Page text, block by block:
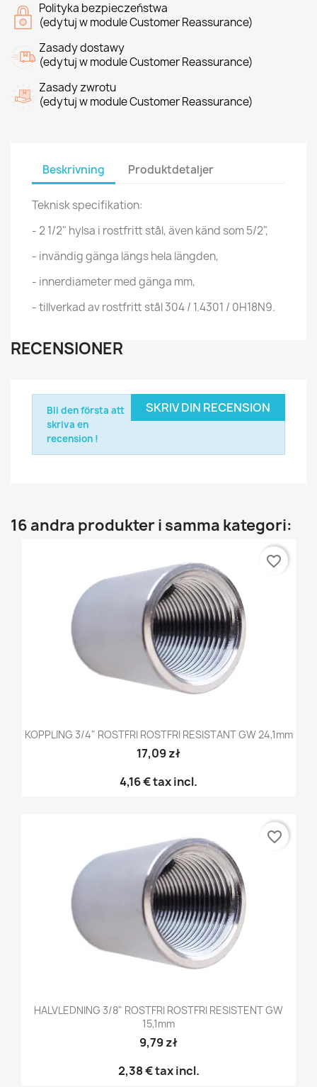
Polityka bezpieczeństwa
(edytuj w module Customer Reassurance)
Zasady dostawy
(edytuj w module Customer Reassurance)
Zasady zwrotu
(edytuj w module Customer Reassurance)
Beskrivning Produktdetaljer
Teknisk specifikation:
- 2 1/2" hylsa i rostfritt stål, även känd som 5/2",
- invändig gänga längs hela längden,
- innerdiameter med gänga mm,
- tillverkad av rostfritt stål 304 / 1.4301 / 0H18N9.
RECENSIONER
SKRIV DIN RECENSION
Bli den första att
skriva en
recension !
16 andra produkter i samma kategori:
KOPPLING 3/4" ROSTFRI ROSTFRI RESISTANT GW 24,1mm
17,09 zł
4,16 €tax incl.
favorite_border
HALVLEDNING 3/8" ROSTFRI ROSTFRI RESISTENT GW
15,1mm
9,79 zł
2,38 €tax incl.
favorite_border